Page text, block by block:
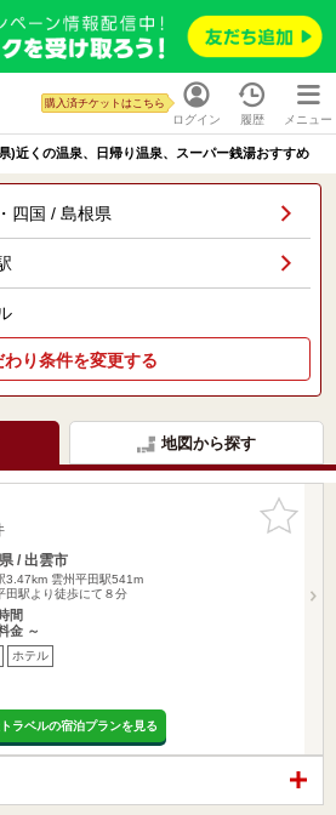
ログイン
購入済チケットはこちら
履歴 メニュー
)近くの温泉、日帰り温泉、スーパー銭湯おすすめ
四国 / 島根県
わり条件を変更する
地図から探す
お気に入
りに追加
/ 出雲市
3.47km 雲州平田駅541m
田駅より徒歩にて８分
間
金 ～
ホテル
ラベルの宿泊プランを見る